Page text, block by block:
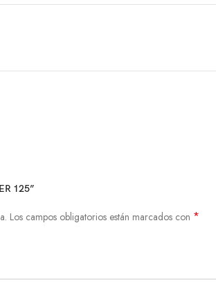
125”
Los campos obligatorios están marcados con *